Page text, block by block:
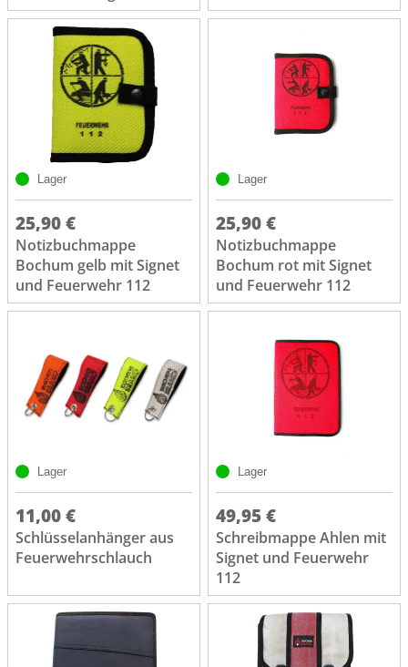
Lager
25,90 €
Notizbuchmappe
Bochum gelb mit Signet
und Feuerwehr 112
Lager
25,90 €
Notizbuchmappe
Bochum rot mit Signet
und Feuerwehr 112
Lager
11,00 €
Schlüsselanhänger aus
Feuerwehrschlauch
Lager
49,95 €
Schreibmappe Ahlen mit
Signet und Feuerwehr
112